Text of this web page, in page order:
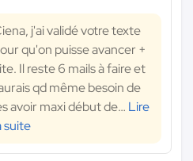
j'ai validé votre texte
qu'on puisse avancer +
Il reste 6 mails à faire et
qd même besoin de
avoir maxi début de… Lire
suite